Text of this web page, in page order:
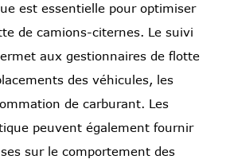
est essentielle pour optimiser
de camions-citernes. Le suivi
aux gestionnaires de flotte
des véhicules, les
de carburant. Les
peuvent également fournir
sur le comportement des